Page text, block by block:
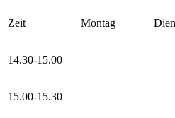
Zeit Montag
14.30-15.00
15.00-15.30